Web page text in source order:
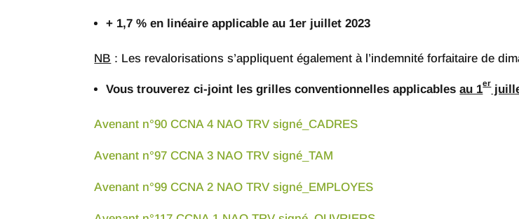
+ 1,7 % en linéaire applicable au 1er juillet 2023
NB : Les revalorisations s’appliquent également à l’indemnité forfaitaire de
Vous trouverez ci-joint les grilles conventionnelles applicablesau 1er
Avenant n°90 CCNA 4 NAO TRV signé_CADRES
Avenant n°97 CCNA 3 NAO TRV signé_TAM
Avenant n°99 CCNA 2 NAO TRV signé_EMPLOYES